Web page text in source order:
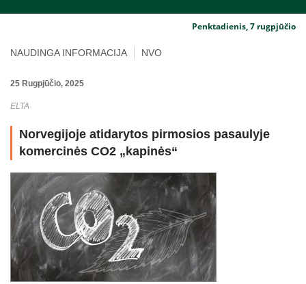
Penktadienis, 7 rugpjūčio
NAUDINGA INFORMACIJA NVO
25 Rugpjūčio, 2025
ELTA
Norvegijoje atidarytos pirmosios pasaulyje
komercinės CO2 „kapinės“